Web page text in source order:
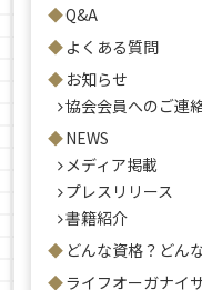
Q&A
よくある質問
お知らせ
協会会員へのご連
NEWS
メディア掲載
プレスリリース
書籍紹介
どんな資格？どん
ライフオーガナイ